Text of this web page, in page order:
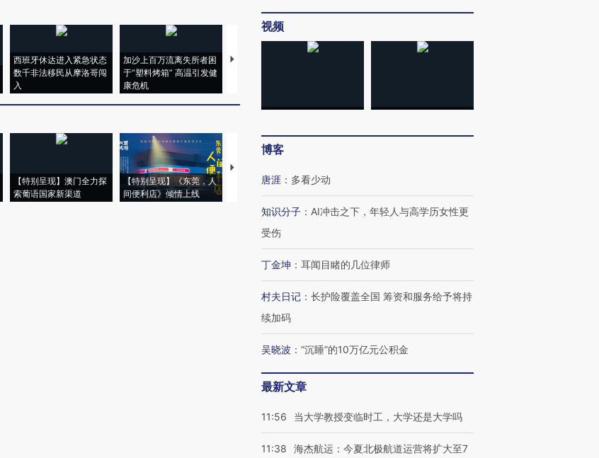
西班牙休达进入紧急状态
数千非法移民从摩洛哥闯
入
加沙上百万流离失所者困
于“塑料烤箱” 高温引发健
康危机
视线｜HYROX的吸金
【特别呈现】澳门全力探
索葡语国家新渠道
【特别呈现】《东莞，人
间便利店》倾情上线
【推广】走进第四届链博
会，让数智科技“链”接产
有意思的生活方式·第三对
住三大增长引擎是什么？
视频
博客
唐涯 ： 多看少动
知识分子 ： AI冲击之下，年轻人与高学历女性更
受伤
丁金坤 ： 耳闻目睹的几位律师
村夫日记 ： 长护险覆盖全国 筹资和服务给予将持
续加码
吴晓波 ： “沉睡”的10万亿元公积金
最新文章
11:56 当大学教授变临时工，大学还是大学吗
11:38
海杰航运：今夏北极航道运营将扩大至7